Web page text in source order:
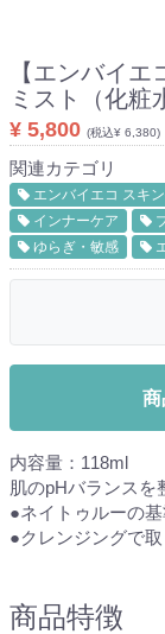
【エンバイエ
ミスト（化粧
¥ 5,800 (税込¥ 6,380)
関連カテゴリ
エンバイエコ スキ
インナーケア
ゆらぎ・敏感
商
内容量：118ml
肌のpHバランスを
●ネイトゥルーの
●クレンジングで
商品特徴